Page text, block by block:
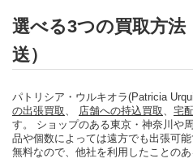
選べる3つの買取方法
送）
パトリシア・ウルキオラ(Patricia
の出張買取
店舗への持込買取 宅
す。 ショップのある東京・神奈川や
品や個数によっては遠方でも出張可
無料なので、他社を利用したことの